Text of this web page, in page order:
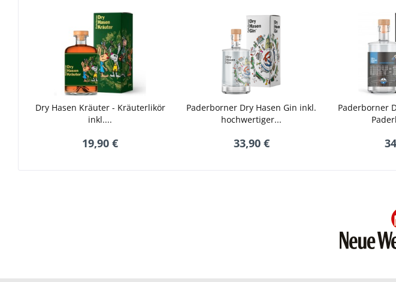
Dry Hasen Kräuter - Kräuterlikör
inkl....
19,90 €
Paderborner Dry Hasen Gin inkl.
hochwertiger...
33,90 €
Paderborner